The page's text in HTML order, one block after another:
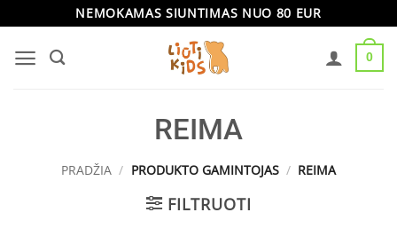
content
NEMOKAMAS SIUNTIMAS NUO 80 EUR
0
REIMA
PRADŽIA / PRODUKTO GAMINTOJAS / REIMA
FILTRUOTI